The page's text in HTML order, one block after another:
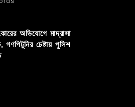
অভিযোগে মাদ্রাসা
চেষ্টায় পুলিশ